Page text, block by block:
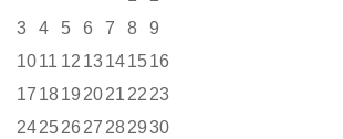
3
4 5 6 7 8
9
1011 12 13141516
17 1819 2021 22 23
242526 27 2829 30